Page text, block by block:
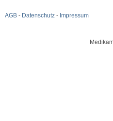
AGB - Datenschutz - Impressum